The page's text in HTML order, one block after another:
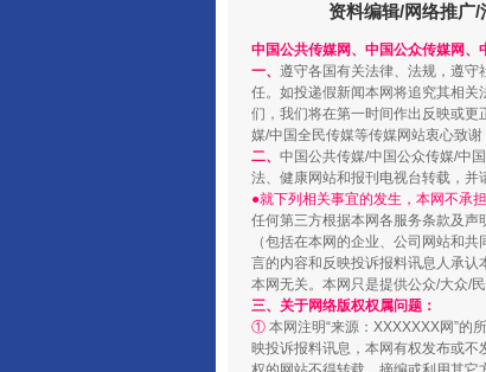
揭开“小金库”的免责
资料编辑/网络推广/
中国公共传媒网、中国公众传媒网、
一、 遵守各国有关法律、法规，遵守
任。如投递假新闻本网将追究其相
们，我们将在第一时间作出反映或
媒/中国全民传媒等传媒网站衷心致谢
二、 中国公共传媒/中国公众传媒/中
法、健康网站和报刊电视台转载，并
●就下列相关事宜的发生，本网不承
任何第三方根据本网各服务条款及声
（包括在本网的企业、公司网站和共
言的内容和反映投诉报料讯息人承
本网无关。本网只是提供公众/大众/
三、关于网络版权权属问题：
① 本网注明“来源：XXXXXXX网”的
映投诉报料讯息，本网有权发布或